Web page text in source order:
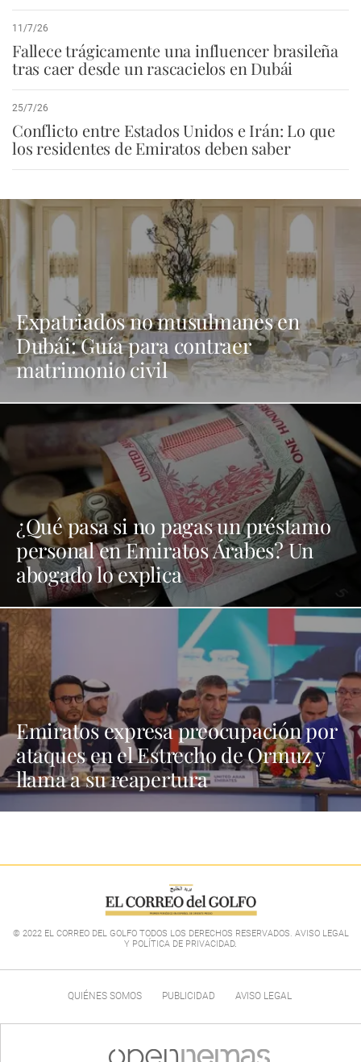
11/7/26
Fallece trágicamente una influencer brasileña
tras caer desde un rascacielos en Dubái
25/7/26
Conflicto entre Estados Unidos e Irán: Lo que
los residentes de Emiratos deben saber
Expatriados no musulmanes en
Dubái: Guía para contraer
matrimonio civil
¿Qué pasa si no pagas un préstamo
personal en Emiratos Árabes? Un
abogado lo explica
Emiratos expresa preocupación por
ataques en el Estrecho de Ormuz y
llama a su reapertura
© 2022 EL CORREO DEL GOLFO TODOS LOS DERECHOS RESERVADOS. AVISO LEGAL
Y POLÍTICA DE PRIVACIDAD.
QUIÉNES SOMOS PUBLICIDAD AVISO LEGAL